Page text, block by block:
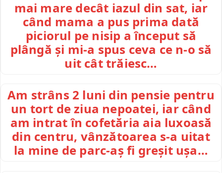
mai mare decât iazul din sat, iar
când mama a pus prima dată
piciorul pe nisip a început să
plângă și mi-a spus ceva ce n-o să
uit cât trăiesc…
Am strâns 2 luni din pensie pentru
un tort de ziua nepoatei, iar când
am intrat în cofetăria aia luxoasă
din centru, vânzătoarea s-a uitat
la mine de parc-aș fi greșit ușa…